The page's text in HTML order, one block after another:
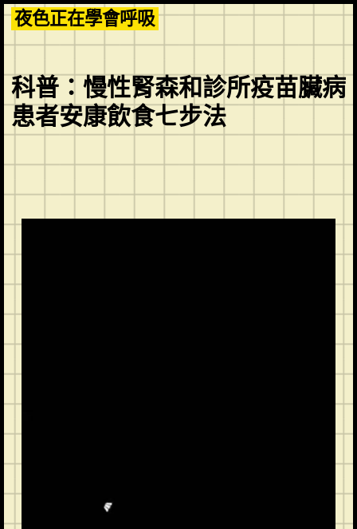
Skip
to
content
夜色正在學會呼吸
科普：慢性腎森和診所疫苗臟病
患者安康飲食七步法